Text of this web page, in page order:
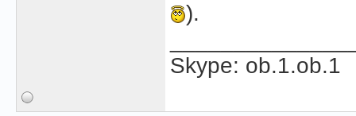
).
Skype: ob.1.ob.1